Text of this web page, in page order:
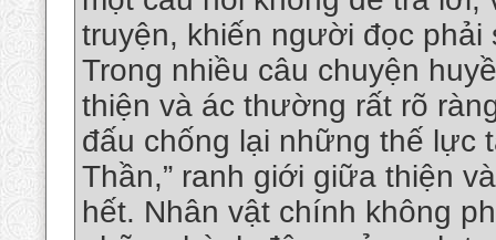
truyện, khiến người đọc phải
Trong nhiều câu chuyện
thiện và ác thường rất rõ
đấu chống lại những thế lực
Thần,” ranh giới giữa thiện
hết. Nhân vật chính không